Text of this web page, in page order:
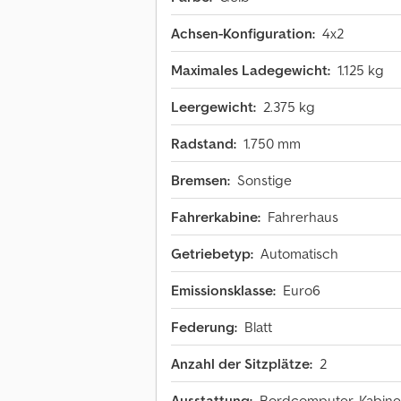
Achsen-Konfiguration: 4x2
Maximales Ladegewicht: 1.125 kg
Leergewicht: 2.375 kg
Radstand: 1.750 mm
Bremsen: Sonstige
Fahrerkabine: Fahrerhaus
Getriebetyp: Automatisch
Emissionsklasse: Euro6
Federung: Blatt
Anzahl der Sitzplätze: 2